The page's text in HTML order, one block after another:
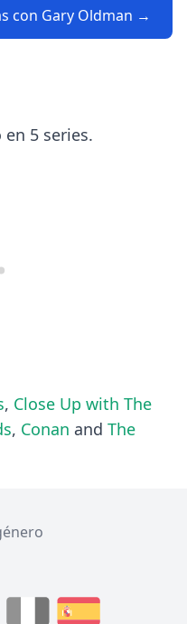
con Gary Oldman →
5 series.
, Close Up with The
, Conan and The